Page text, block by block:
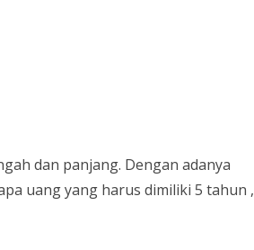
dan panjang. Dengan adanya
uang yang harus dimiliki 5 tahun ,